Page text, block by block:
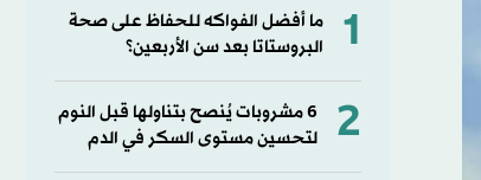
1
ما أفضل الفواكه للحفاظ على صحة
البروستاتا بعد سن الأربعين؟
2
6 مشروبات يُنصح بتناولها قبل النوم
لتحسين مستوى السكر في الدم